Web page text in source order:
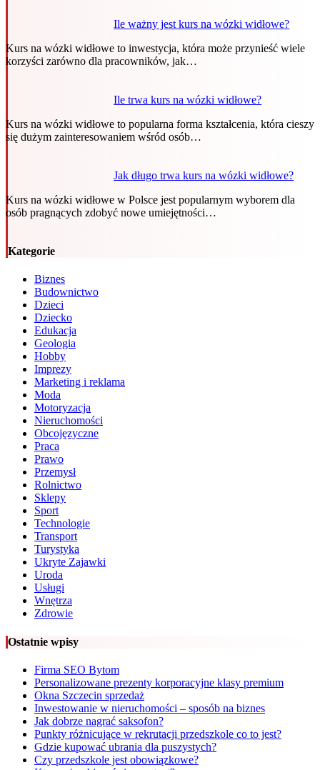
Ile ważny jest kurs na wózki widłowe?
Kurs na wózki widłowe to inwestycja, która może przynieść wiele
korzyści zarówno dla pracowników, jak…
Ile trwa kurs na wózki widłowe?
Kurs na wózki widłowe to popularna forma kształcenia, która cieszy
się dużym zainteresowaniem wśród osób…
Jak długo trwa kurs na wózki widłowe?
Kurs na wózki widłowe w Polsce jest popularnym wyborem dla
osób pragnących zdobyć nowe umiejętności…
Kategorie
Biznes
Budownictwo
Dzieci
Dziecko
Edukacja
Geologia
Hobby
Imprezy
Marketing i reklama
Moda
Motoryzacja
Nieruchomości
Obcojęzyczne
Praca
Prawo
Przemysł
Rolnictwo
Sklepy
Sport
Technologie
Transport
Turystyka
Ukryte Zajawki
Uroda
Usługi
Wnętrza
Zdrowie
Ostatnie wpisy
Firma SEO Bytom
Personalizowane prezenty korporacyjne klasy premium
Okna Szczecin sprzedaż
Inwestowanie w nieruchomości – sposób na biznes
Jak dobrze nagrać saksofon?
Punkty różnicujące w rekrutacji przedszkole co to jest?
Gdzie kupować ubrania dla puszystych?
Czy przedszkole jest obowiązkowe?